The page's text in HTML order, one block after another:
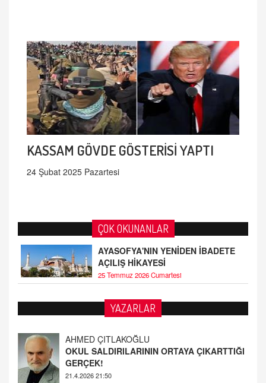
KASSAM GÖVDE GÖSTERİSİ YAPTI
24 Şubat 2025 Pazartesi
ÇOK OKUNANLAR
AYASOFYA'NIN YENİDEN İBADETE
AÇILIŞ HİKAYESİ
25 Temmuz 2026 Cumartesi
YAZARLAR
AHMED ÇITLAKOĞLU
OKUL SALDIRILARININ ORTAYA ÇIKARTTIĞI
21.4.2026 21:50
Fatih Bayhan
MAARİF MESELEMİZ ÇIKMAZDA!